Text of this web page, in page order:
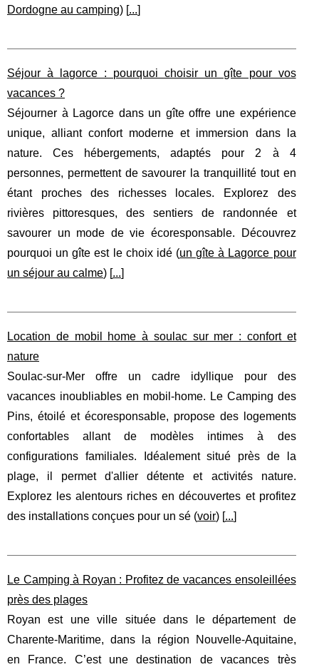
Dordogne au camping) [...]
Séjour à lagorce : pourquoi choisir un gîte pour vos
vacances ?
Séjourner à Lagorce dans un gîte offre une expérience
unique, alliant confort moderne et immersion dans la
nature. Ces hébergements, adaptés pour 2 à 4
personnes, permettent de savourer la tranquillité tout en
étant proches des richesses locales. Explorez des
rivières pittoresques, des sentiers de randonnée et
savourer un mode de vie écoresponsable. Découvrez
pourquoi un gîte est le choix idé (un gîte à Lagorce pour
un séjour au calme) [...]
Location de mobil home à soulac sur mer : confort et
nature
Soulac-sur-Mer offre un cadre idyllique pour des
vacances inoubliables en mobil-home. Le Camping des
Pins, étoilé et écoresponsable, propose des logements
confortables allant de modèles intimes à des
configurations familiales. Idéalement situé près de la
plage, il permet d'allier détente et activités nature.
Explorez les alentours riches en découvertes et profitez
des installations conçues pour un sé (voir) [...]
Le Camping à Royan : Profitez de vacances ensoleillées
près des plages
Royan est une ville située dans le département de
Charente-Maritime, dans la région Nouvelle-Aquitaine,
en France. C’est une destination de vacances très